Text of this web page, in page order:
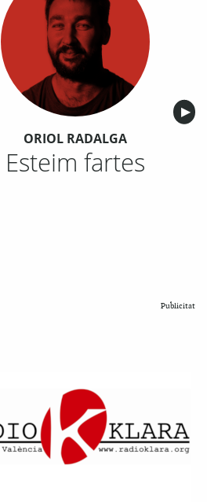
▶︎
ORIOL RADALGA
Esteim fartes
Publicitat